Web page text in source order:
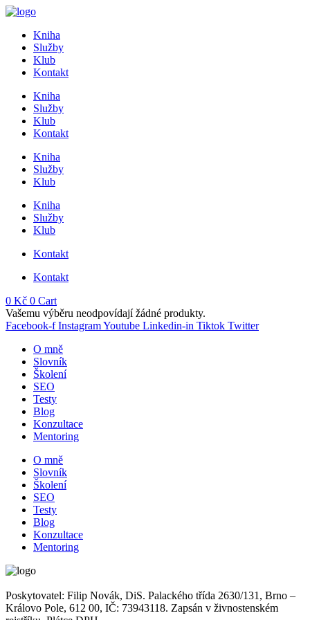
Přejít
obsahuKniha
Služby
Klub
Kontakt
Kniha
Služby
Klub
Kontakt
Kniha
Služby
Klub
Kniha
Služby
Klub
Kontakt
Kontakt
0 Kč 0 Cart
Vašemu výběru neodpovídají žádné produkty.
Facebook-f InstagramYoutube Linkedin-in Tiktok Twitter
O mně
Slovník
Školení
SEO
Testy
Blog
Konzultace
Mentoring
O mně
Slovník
Školení
SEO
Testy
Blog
Konzultace
Mentoring
Poskytovatel: Filip Novák, DiS. Palackého třída 2630/131, Brno –
Královo Pole, 612 00, IČ: 73943118. Zapsán v živnostenském